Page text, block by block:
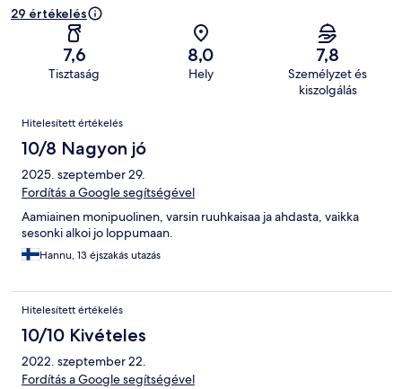
29 értékelés
7,6
Tisztaság
8,0
Hely
7,8
Személyzet és
kiszolgálás
Értékelések
Hitelesített értékelés
10/8 Nagyon jó
2025. szeptember 29.
Fordítás a Google segítségével
Aamiainen monipuolinen, varsin ruuhkaisaa ja ahdasta, vaikka
sesonki alkoi jo loppumaan.
Hannu, 13 éjszakás utazás
Hitelesített értékelés
10/10 Kivételes
2022. szeptember 22.
Fordítás a Google segítségével